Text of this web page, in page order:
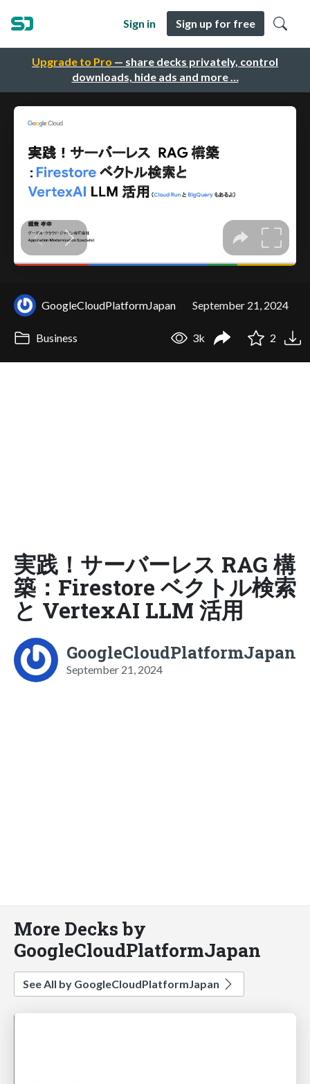
Upgrade to Pro — share decks privately, control
downloads, hide ads and more …
Sign in Sign up for free
GoogleCloudPlatformJapan September 21, 2024
Business 3k 2
実践！サーバーレス RAG 構
築：Firestore ベクトル検索
と VertexAI LLM 活用
GoogleCloudPlatformJapan
September 21, 2024
More Decks by
GoogleCloudPlatformJapan
See All by GoogleCloudPlatformJapan